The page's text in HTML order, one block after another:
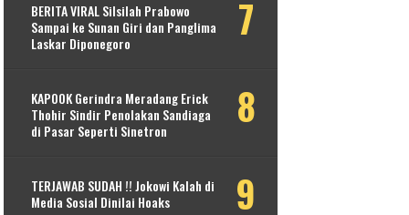
BERITA VIRAL Silsilah Prabowo
Sampai ke Sunan Giri dan Panglima
Laskar Diponegoro
KAPOOK Gerindra Meradang Erick
Thohir Sindir Penolakan Sandiaga
di Pasar Seperti Sinetron
TERJAWAB SUDAH !! Jokowi Kalah di
Media Sosial Dinilai Hoaks